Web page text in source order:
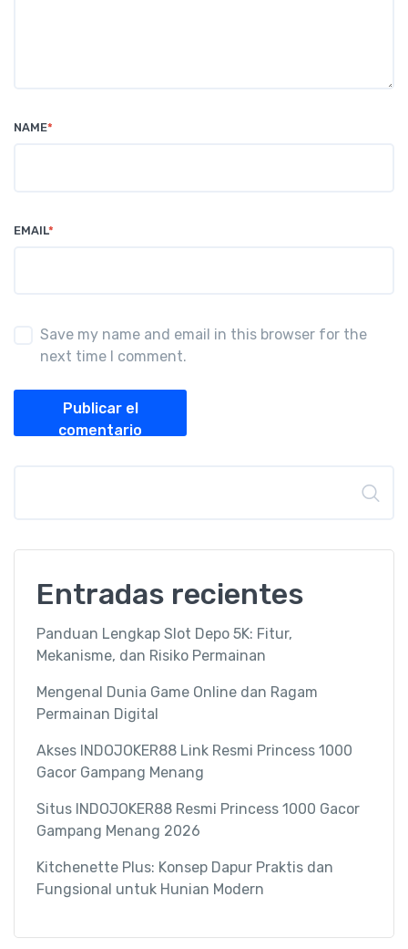
NAME*
EMAIL*
Save my name and email in this browser for the
next time I comment.
Publicar el
comentario
Entradas recientes
Panduan Lengkap Slot Depo 5K: Fitur,
Mekanisme, dan Risiko Permainan
Mengenal Dunia Game Online dan Ragam
Permainan Digital
Akses INDOJOKER88 Link Resmi Princess 1000
Gacor Gampang Menang
Situs INDOJOKER88 Resmi Princess 1000 Gacor
Gampang Menang 2026
Kitchenette Plus: Konsep Dapur Praktis dan
Fungsional untuk Hunian Modern